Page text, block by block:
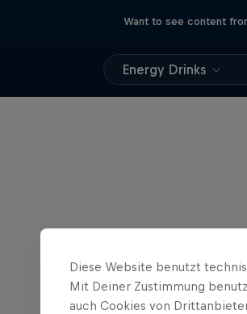
Want to see content
Energy Drinks
Diese Website benutzt
Mit Deiner Zustimmung
auch Cookies von